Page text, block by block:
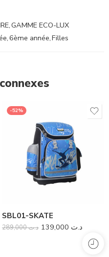
,GAMME ECO-LUX
,6ème année,Filles
-52%
SBL01-SKATE
د.ت289,000 د.ت